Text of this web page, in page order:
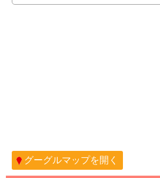
グーグルマップを開く